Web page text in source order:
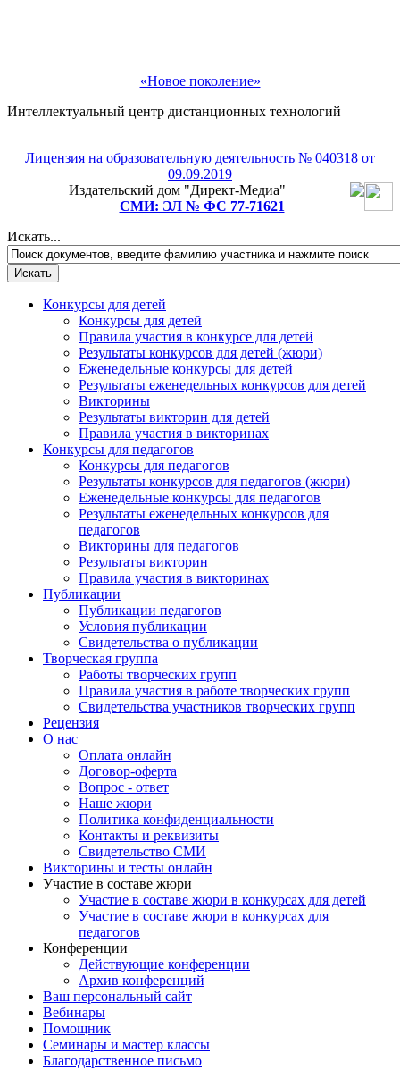
«Новое поколение»
Интеллектуальный центр дистанционных технологий
Лицензия на образовательную деятельность № 040318 от
09.09.2019
Издательский дом "Директ-Медиа"
СМИ: ЭЛ № ФС 77-71621
Искать...
Конкурсы для детей
Конкурсы для детей
Правила участия в конкурсе для детей
Результаты конкурсов для детей (жюри)
Еженедельные конкурсы для детей
Результаты еженедельных конкурсов для детей
Викторины
Результаты викторин для детей
Правила участия в викторинах
Конкурсы для педагогов
Конкурсы для педагогов
Результаты конкурсов для педагогов (жюри)
Еженедельные конкурсы для педагогов
Результаты еженедельных конкурсов для
педагогов
Викторины для педагогов
Результаты викторин
Правила участия в викторинах
Публикации
Публикации педагогов
Условия публикации
Свидетельства о публикации
Творческая группа
Работы творческих групп
Правила участия в работе творческих групп
Свидетельства участников творческих групп
Рецензия
О нас
Оплата онлайн
Договор-оферта
Вопрос - ответ
Наше жюри
Политика конфиденциальности
Контакты и реквизиты
Свидетельство СМИ
Викторины и тесты онлайн
Участие в составе жюри
Участие в составе жюри в конкурсах для детей
Участие в составе жюри в конкурсах для
педагогов
Конференции
Действующие конференции
Архив конференций
Ваш персональный сайт
Вебинары
Помощник
Семинары и мастер классы
Благодарственное письмо
Рады приветствовать Вас!
Подпишитесь на рассылку и мы подарим Вам
бесплатное участие в любом педагогическом или
детском конкурсе на выбор!